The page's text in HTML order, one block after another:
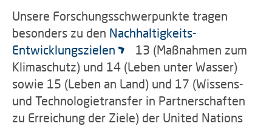
Unsere Forschungsschwerpunkte tragen
besonders zu den Nachhaltigkeits-
Entwicklungszielen
13 (Maßnahmen zum
Klimaschutz) und 14 (Leben unter Wasser)
sowie 15 (Leben an Land) und 17 (Wissens-
und Technologietransfer in Partnerschaften
zu Erreichung der Ziele) der United Nations